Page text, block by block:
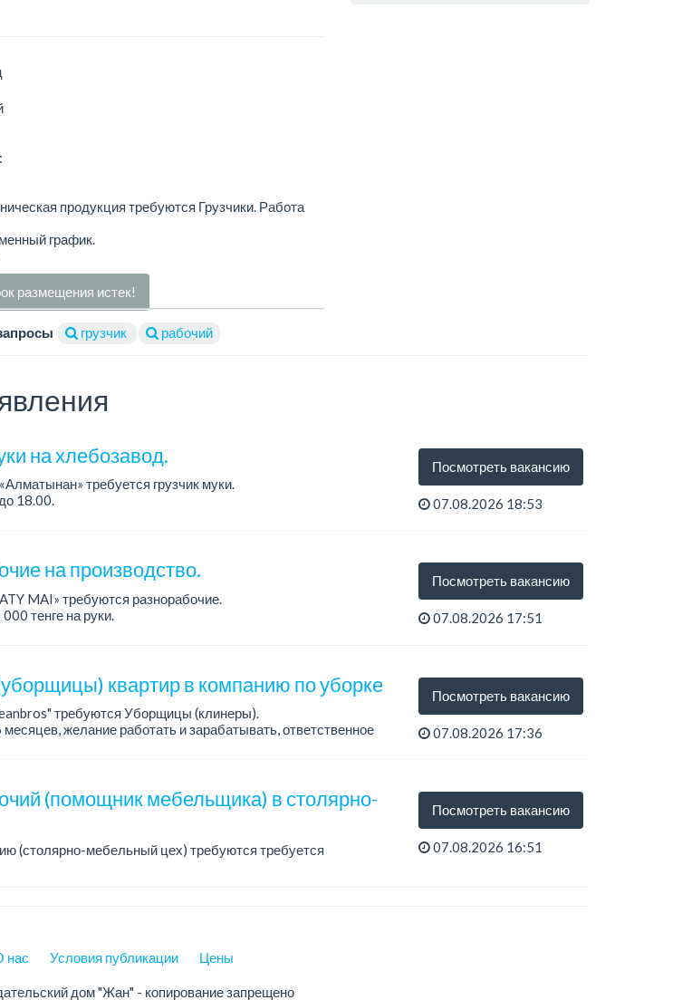
продукция требуются Грузчики. Работа
график.
размещения истек!
грузчик рабочий
на хлебозавод.
требуется грузчик муки.
18.00.
Посмотреть вакансию
07.08.2026 18:53
на производство.
MAI» требуются разнорабочие.
тенге на руки.
Посмотреть вакансию
07.08.2026 17:51
квартир в компанию по уборке
требуются Уборщицы (клинеры).
желание работать и зарабатывать, ответственное
Посмотреть вакансию
07.08.2026 17:36
(помощник мебельщика) в столярно-
(столярно-мебельный цех) требуются требуется
Посмотреть вакансию
07.08.2026 16:51
нас Условия публикации Цены
дом "Жан" - копирование запрещено